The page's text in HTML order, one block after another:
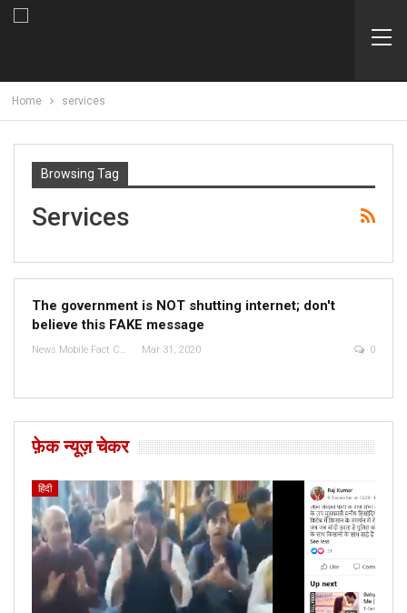
Home services
Browsing Tag
Services
The government is NOT shutting internet; don't
believe this FAKE message
News Mobile Fact Check Bureau Mar 31, 2020 0
फ़ेक न्यूज़ चेकर
हिंदी